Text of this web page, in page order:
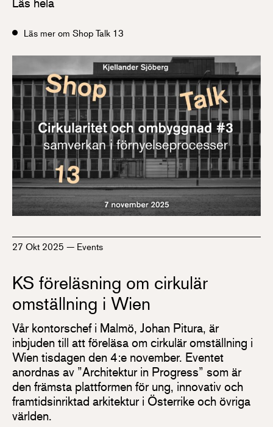
Läs mer om Shop Talk 13
27 Okt 2025 — Events
KS föreläsning om cirkulär
omställning i Wien
Vår kontorschef i Malmö, Johan Pitura, är
inbjuden till att föreläsa om cirkulär omställning i
Wien tisdagen den 4:e november. Eventet
anordnas av ”Architektur in Progress” som är
den främsta plattformen för ung, innovativ och
framtidsinriktad arkitektur i Österrike och övriga
världen.